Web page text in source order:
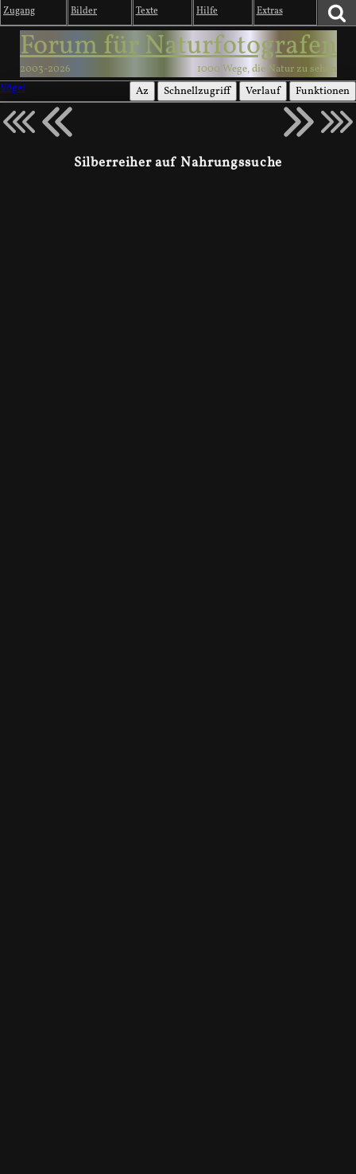
Zugang Bilder Texte Hilfe Extras
Forum für Naturfotografen
2003-2026
1000 Wege, die Natur zu sehen
Vögel
Az Schnellzugriff Verlauf Funktionen
Silberreiher auf Nahrungssuche